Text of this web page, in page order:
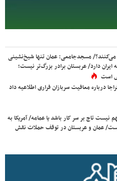
مسجدجامعی: عمان تنها شیخ‌نشینی
دارد/ عربستان برادر بزرگ‌تر نیست؛
است
درباره معافیت سربازان فراری اطلاعیه داد
نیست تاج بر سر کار باشد یا عمامه/ آمریکا به
عمان و عربستان در توقف حملات نقش